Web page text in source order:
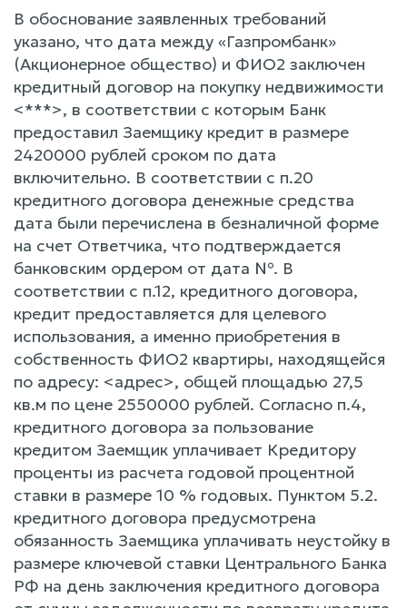
В обоснование заявленных требований
указано, что дата между «Газпромбанк»
(Акционерное общество) и ФИО2 заключен
кредитный договор на покупку недвижимости
<***>, в соответствии с которым Банк
предоставил Заемщику кредит в размере
2420000 рублей сроком по дата
включительно. В соответствии с п.20
кредитного договора денежные средства
дата были перечислена в безналичной форме
на счет Ответчика, что подтверждается
банковским ордером от дата №. В
соответствии с п.12, кредитного договора,
кредит предоставляется для целевого
использования, а именно приобретения в
собственность ФИО2 квартиры, находящейся
по адресу: <адрес>, общей площадью 27,5
кв.м по цене 2550000 рублей. Согласно п.4,
кредитного договора за пользование
кредитом Заемщик уплачивает Кредитору
проценты из расчета годовой процентной
ставки в размере 10 % годовых. Пунктом 5.2.
кредитного договора предусмотрена
обязанность Заемщика уплачивать неустойку в
размере ключевой ставки Центрального Банка
РФ на день заключения кредитного договора